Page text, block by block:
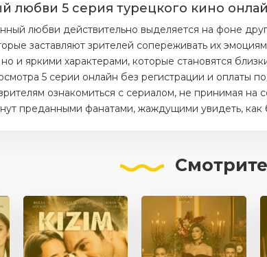
любви 5 серия турецкого кино
любви действительно выделяется на фоне
заставляют зрителей сопереживать их
и яркими характерами, которые становятся
5 серии онлайн без регистрации и оплаты
ознакомиться с сериалом, не принимая на
преданными фанатами, жаждущими увидеть, как
Смотрите